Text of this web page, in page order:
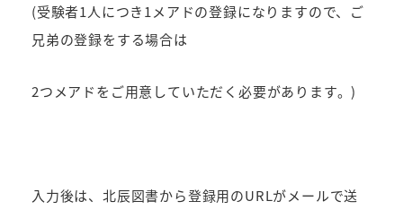
(受験者1人につき1メアドの登録になりますので、ご
兄弟の登録をする場合は
2つメアドをご用意していただく必要があります。)
入力後は、北辰図書から登録用のURLがメールで送